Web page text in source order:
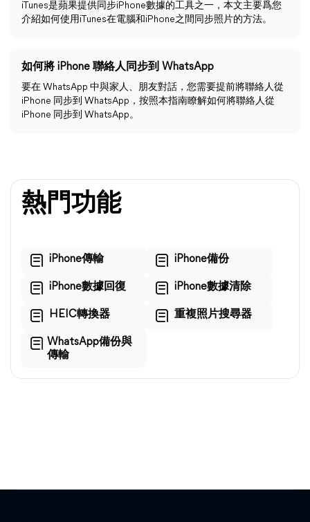
iTunes是蘋果提供同步iPhone數據的工具之一，本文主要爲您
介紹如何使用iTunes在電腦和iPhone之間同步照片的方法。
如何將 iPhone 聯絡人同步到 WhatsApp
要在 WhatsApp 中與家人、朋友對話，您需要提前將聯絡人從
iPhone 同步到 WhatsApp，按照本指南瞭解如何將聯絡人從
iPhone 同步到 WhatsApp。
熱門功能
iPhone傳輸 iPhone備份
iPhone數據回復 iPhone數據清除
HEIC轉換器 重複照片搜尋器
WhatsApp備份與
傳輸